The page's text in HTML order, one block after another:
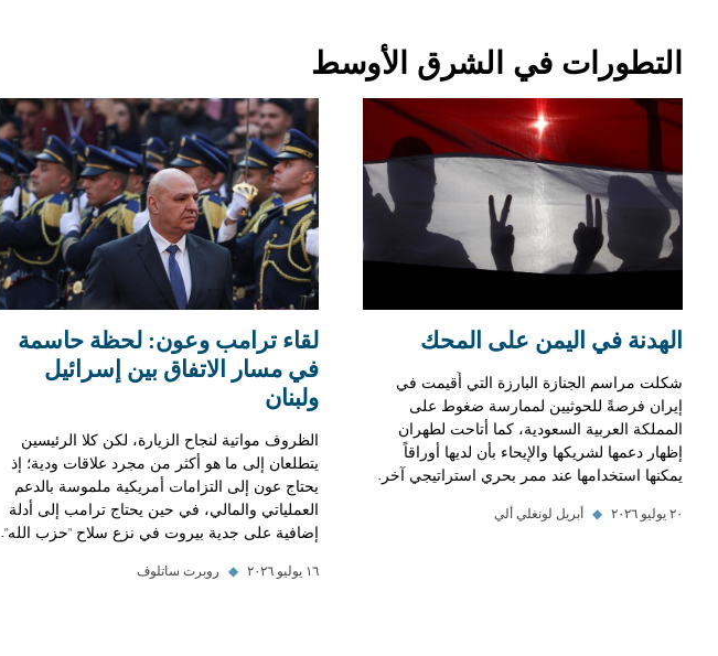
التطورات في الشرق الأوسط
الهدنة في اليمن على المحك
شكلت مراسم الجنازة البارزة التي أُقيمت في
إيران فرصةً للحوثيين لممارسة ضغوط على
المملكة العربية السعودية، كما أتاحت لطهران
إظهار دعمها لشريكها والإيحاء بأن لديها أوراقاً
يمكنها استخدامها عند ممر بحري استراتيجي آخر.
٢٠ يوليو ٢٠٢٦ ◆ أبريل لونغلي ألي
لقاء ترامب وعون: لحظة حاسمة
في مسار الاتفاق بين إسرائيل
ولبنان
الظروف مواتية لنجاح الزيارة، لكن كلا الرئيسين
يتطلعان إلى ما هو أكثر من مجرد علاقات ودية؛ إذ
يحتاج عون إلى التزامات أمريكية ملموسة بالدعم
العملياتي والمالي، في حين يحتاج ترامب إلى أدلة
إضافية على جدية بيروت في نزع سلاح "حزب الله".
١٦ يوليو ٢٠٢٦ ◆ روبرت ساتلوف